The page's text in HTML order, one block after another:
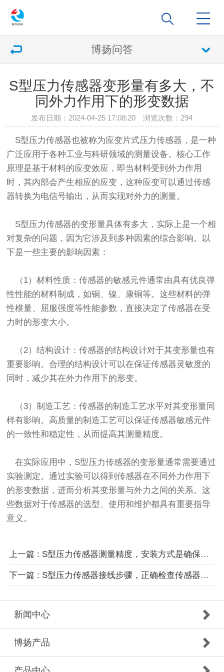
博扬问答
S型压力传感器变形量有多大，不
同外力作用下的形变数据
发布日期：2024-04-25 17:08:20 浏览次数： 294
S型压力传感器也被称为应变片式压力传感器，是一种
广泛应用于各种工业与科研领域的测量设备。核心工作
原理是基于材料的应变效应，即当材料受到外力作用
时，其内部会产生相应的应变，这种应变可以通过传感
器转换为电信号输出，从而实现对外力的测量。
S型压力传感器的变形量具体有多大，实际上是一个相
对复杂的问题，因为它涉及到多种因素的综合影响。以
下是一些主要的影响因素：
（1）材料性质：传感器的敏感元件通常由具有优良弹
性性能的材料制成，如铜、镍、康铜等。这些材料的弹
性模量、屈服强度等性能参数，直接决定了传感器在受
力时的形变大小。
（2）结构设计：传感器的结构设计对于其变形量也有
重要影响。合理的结构设计可以在保证传感器灵敏度的
同时，减少其在外力作用下的形变。
（3）制造工艺：传感器的制造工艺水平对其变形量同
样有影响。高质量的制造工艺可以保证传感器敏感元件
的一致性和稳定性，从而提高其测量精度。
在实际应用中，S型压力传感器的变形量通常需要通过
实验测定。通过实验可以得到传感器在不同外力作用下
的形变数据，进而分析其变形量与外力之间的关系。这
些数据对于传感器的选型、使用和维护都具有重要指导
意义。
上一篇 : S型压力传感器测量精度，安装方式是确保发挥最佳性能！
下一篇 : S型压力传感器接线步骤，正确检查传感器的接线方式
新闻中心
博扬产品